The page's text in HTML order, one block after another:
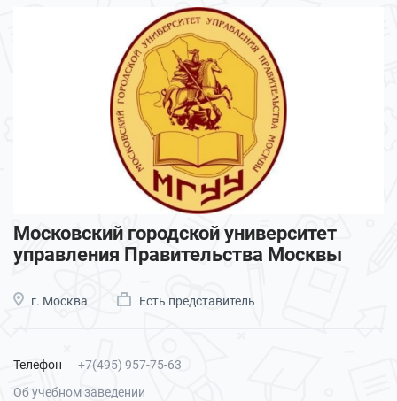
Московский городской университет
управления Правительства Москвы
г. Москва Есть представитель
Телефон
+7(495) 957-75-63
Об учебном заведении